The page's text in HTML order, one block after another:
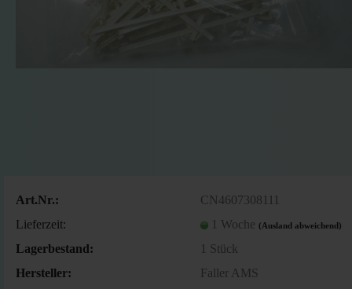
Art.Nr.:
CN4607308111
Lieferzeit:
1 Woche (Ausland abweichend)
Lagerbestand: 1 Stück
Hersteller:
Faller AMS